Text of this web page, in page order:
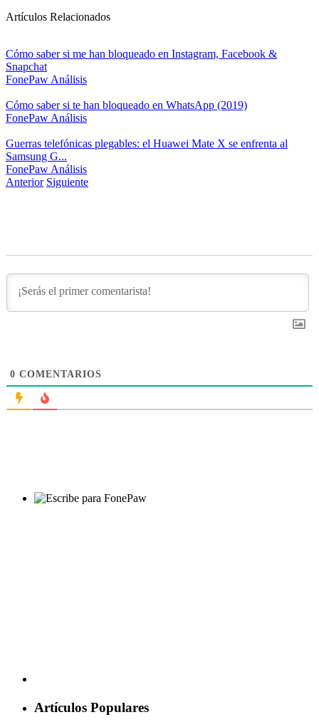
Artículos Relacionados
Cómo saber si me han bloqueado en Instagram, Facebook &
Snapchat
FonePaw Análisis
Cómo saber si te han bloqueado en WhatsApp (2019)
FonePaw Análisis
Guerras telefónicas plegables: el Huawei Mate X se enfrenta al
Samsung G...
FonePaw Análisis
Anterior Siguiente
0 COMENTARIOS
Artículos Populares